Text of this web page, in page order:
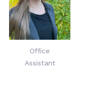
Office
Assistant